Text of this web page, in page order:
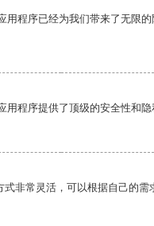
用程序已经为我们带来了无限
用程序提供了顶级的安全性和隐
非常灵活，可以根据自己的需